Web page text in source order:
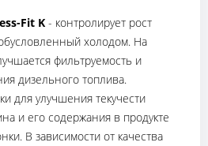
Fit K - контролирует рост
холодом. На
фильтруемость и
дизельного топлива.
для улучшения текучести
и его содержания в продукте
В зависимости от качества